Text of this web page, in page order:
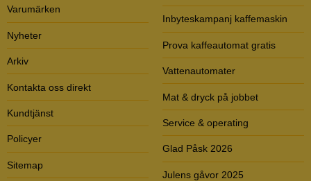
Varumärken
Nyheter
Arkiv
Kontakta oss direkt
Kundtjänst
Policyer
Sitemap
Inbyteskampanj kaffemaskin
Prova kaffeautomat gratis
Vattenautomater
Mat & dryck på jobbet
Service & operating
Glad Påsk 2026
Julens gåvor 2025